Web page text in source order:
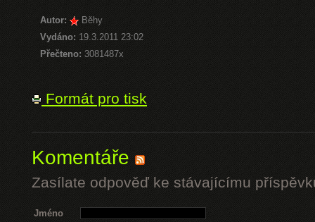
Autor:
Běhy
Vydáno: 19.3.2011 23:02
Přečteno: 3081487x
Formát pro tisk
Komentáře
Zasílate odpověď ke stávajícímu
Jméno